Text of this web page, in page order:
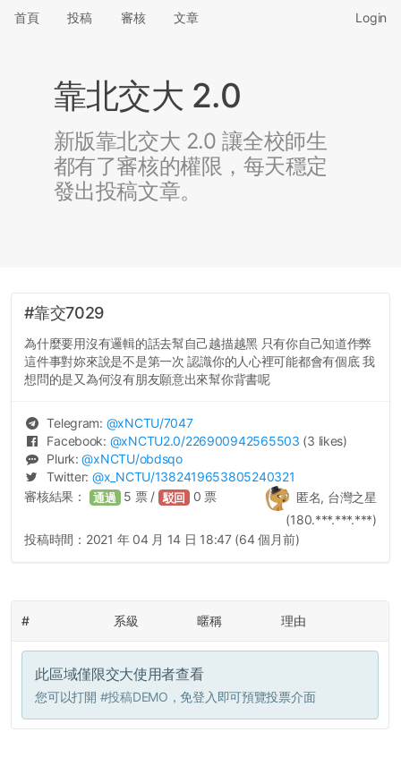
首頁 投稿 審核 文章 Login
靠北交大 2.0
新版靠北交大 2.0 讓全校師生
都有了審核的權限，每天穩定
發出投稿文章。
#靠交7029
為什麼要用沒有邏輯的話去幫自己越描越黑 只有你自己知道作弊
這件事對妳來說是不是第一次 認識你的人心裡可能都會有個底 我
想問的是又為何沒有朋友願意出來幫你背書呢
Telegram: @xNCTU/7047
Facebook: @xNCTU2.0/226900942565503 (3 likes)
Plurk:@xNCTU/obdsqo
Twitter: @x_NCTU/1382419653805240321
匿名, 台灣之星
(180.***.***.***)
審核結果： 通過 5 票 / 駁回 0 票
投稿時間： 2021 年 04 月 14 日 18:47 (64 個月前)
# 系級 暱稱 理由
此區域僅限交大使用者查看
您可以打開 #投稿DEMO ，免登入即可預覽投票介面